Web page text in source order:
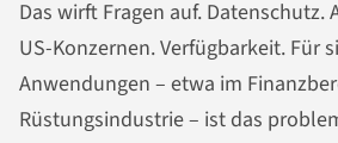
Das wirft Fragen auf. Datenschutz.
US-Konzernen. Verfügbarkeit. Für
Anwendungen – etwa im
Rüstungsindustrie – ist das